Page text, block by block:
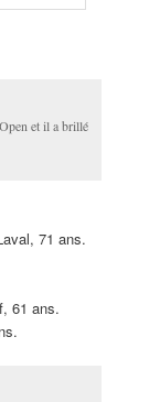
et il a brillé
71 ans.
61 ans.